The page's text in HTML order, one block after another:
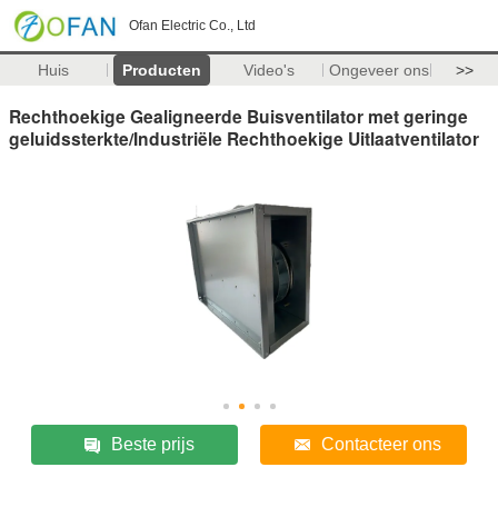
Ofan Electric Co., Ltd
Huis Producten Video's Ongeveer ons >>
Rechthoekige Gealigneerde Buisventilator met geringe
geluidssterkte/Industriële Rechthoekige Uitlaatventilator
Beste prijs Contacteer ons